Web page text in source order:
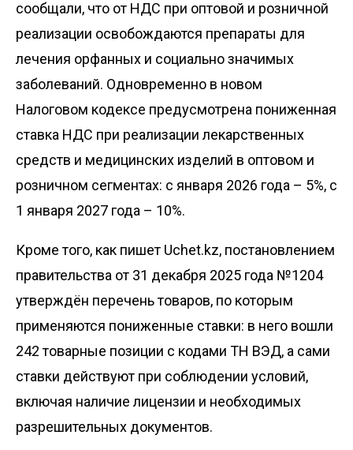
сообщали, что от НДС при оптовой и розничной
реализации освобождаются препараты для
лечения орфанных и социально значимых
заболеваний. Одновременно в новом
Налоговом кодексе предусмотрена пониженная
ставка НДС при реализации лекарственных
средств и медицинских изделий в оптовом и
розничном сегментах: с января 2026 года – 5%, с
1 января 2027 года – 10%.
Кроме того, как пишет Uchet.kz, постановлением
правительства от 31 декабря 2025 года №1204
утверждён перечень товаров, по которым
применяются пониженные ставки: в него вошли
242 товарные позиции с кодами ТН ВЭД, а сами
ставки действуют при соблюдении условий,
включая наличие лицензии и необходимых
разрешительных документов.